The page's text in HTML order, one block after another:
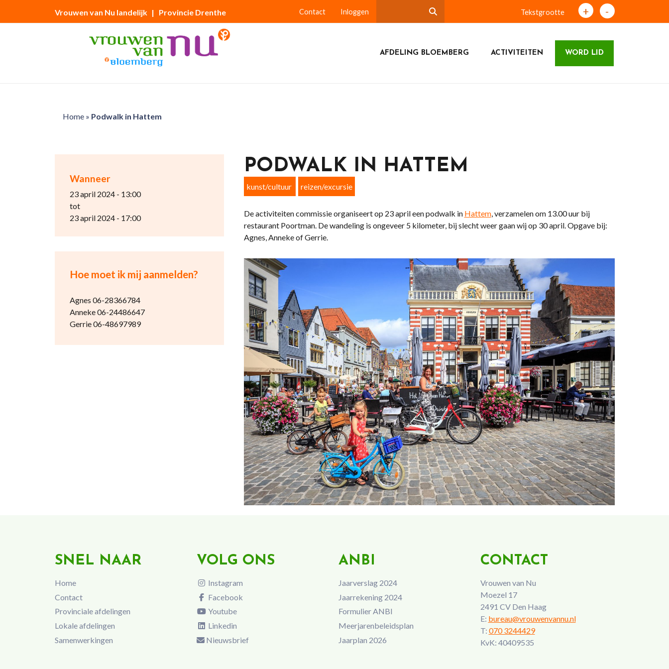
Vrouwen van Nu landelijk | Provincie Drenthe Contact Inloggen Tekstgrootte + -
AFDELING BLOEMBERG ACTIVITEITEN WORD LID
Home» Podwalk in Hattem
Wanneer
23 april 2024 - 13:00
tot
23 april 2024 - 17:00
Hoe moet ik mij aanmelden?
Agnes 06-28366784
Anneke 06-24486647
Gerrie 06-48697989
PODWALK IN HATTEM
kunst/cultuur reizen/excursie
De activiteiten commissie organiseert op 23 april een podwalk in Hattem, verzamelen om 13.00 uur bij
restaurant Poortman. De wandeling is ongeveer 5 kilometer, bij slecht weer gaan wij op 30 april. Opgave bij:
Agnes, Anneke of Gerrie.
SNEL NAAR
Home
Contact
Provinciale afdelingen
Lokale afdelingen
Samenwerkingen
VOLG ONS
Instagram
Facebook
Youtube
Linkedin
Nieuwsbrief
ANBI
Jaarverslag 2024
Jaarrekening 2024
Formulier ANBI
Meerjarenbeleidsplan
Jaarplan 2026
CONTACT
Vrouwen van Nu
Moezel 17
2491 CV Den Haag
E: bureau@vrouwenvannu.nl
T: 070 3244429
KvK: 40409535